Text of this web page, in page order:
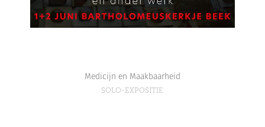
Medicijn en Maakbaarheid
SOLO-EXPOSITIE